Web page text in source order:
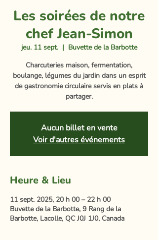
Les soirées de notre
chef Jean-Simon
jeu. 11 sept.
  |
Buvette de la Barbotte
Charcuteries maison, fermentation,
boulange, légumes du jardin dans un esprit
de gastronomie circulaire servis en plats à
partager.
Aucun billet en vente
Voir d'autres événements
Heure & Lieu
11 sept. 2025, 20 h 00 – 22 h 00
Buvette de la Barbotte, 9 Rang de la
Barbotte, Lacolle, QC J0J 1J0, Canada